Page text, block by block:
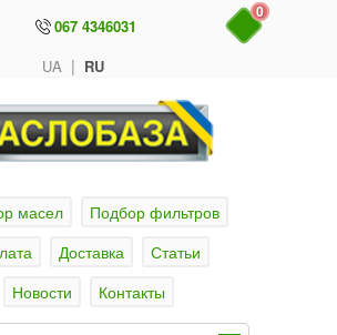
UA | RU
067 4346031
0
масел
Подбор фильтров
Доставка
Статьи
Новости
Контакты